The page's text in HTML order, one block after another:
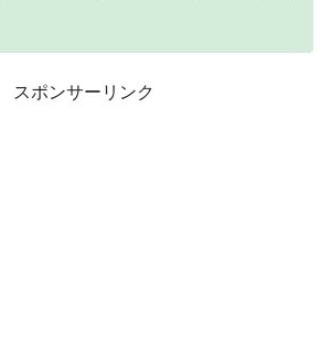
スポンサーリンク